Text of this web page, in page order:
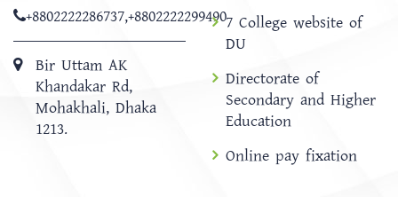
+8802222286737,+8802222299490
Bir Uttam AK
Khandakar Rd,
Mohakhali, Dhaka
1213.
7 College website of
DU
Directorate of
Secondary and Higher
Education
Online pay fixation